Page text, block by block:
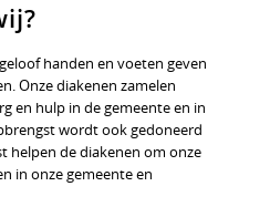
handen en voeten geven
Onze diakenen zamelen
en hulp in de gemeente en in
wordt ook gedoneerd
helpen de diakenen om onze
in onze gemeente en